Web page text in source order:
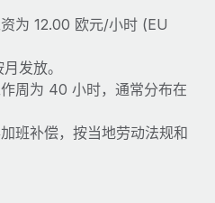
设备
key to maintaining
to expand in response
market, the...
为 12.00 欧元/小时 (EU
发放。
周为 40 小时，通常分布在
班补偿，按当地劳动法规和